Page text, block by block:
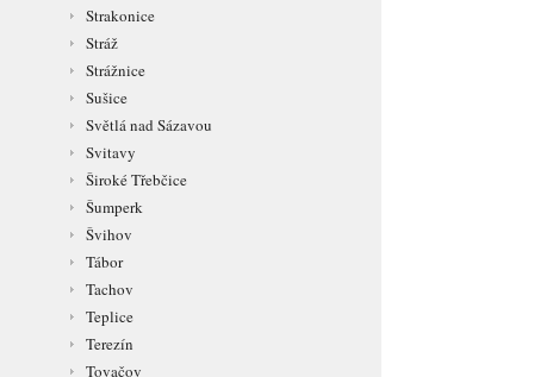
Strakonice
Stráž
Strážnice
Sušice
Světlá nad Sázavou
Svitavy
Široké Třebčice
Šumperk
Švihov
Tábor
Tachov
Teplice
Terezín
Tovačov